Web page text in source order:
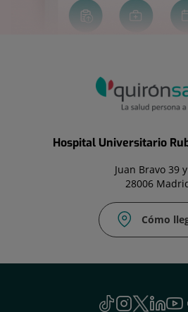
Hospital Universitario
Juan Bravo 39
28006
Cómo
TikTok
EsteInstagram
EsteTwitter
EnlaceLinkedin
EsteEste